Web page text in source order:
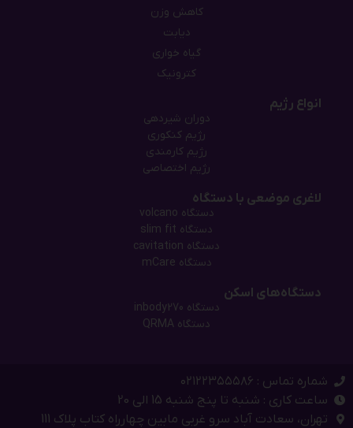
کاهش وزن
دیابت
گیاه خواری
کترونیک
انواع رژیم
دوران شیردهی
رژیم کنکوری
رژیم کارمندی
رژیم اختصاصی
لاغری موضعی با دستگاه
دستگاه‌ volcano
دستگاه‌ slim fit
دستگاه cavitation
دستگاه mCare
دستگاه‌های اسکن
دستگاه inbody270
دستگاه QRMA
شماره تماس : ۰۲۱۲۲۳۵۵۵۸۶
ساعت کاری : شنبه تا پنج شنبه 15 الی 20
تهران، سعادت آباد سرو غربی مابین چهارراه کتاب پلاک 111